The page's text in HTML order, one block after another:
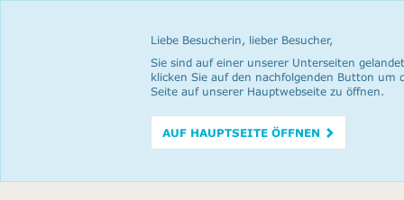
Liebe Besucherin, lieber Besucher,
Sie sind auf einer unserer Unterseiten
klicken Sie auf den nachfolgenden Button um
Seite auf unserer Hauptwebseite zu öffnen.
AUF HAUPTSEITE ÖFFNEN